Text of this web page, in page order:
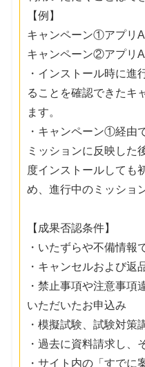
【例】
キャンペーン①アプリ
キャンペーン②アプリ
・インストール時に進
ることを確認できたキ
ます。
・キャンペーン①経由
ミッションに反映し
度インストールしても
め、進行中のミッショ
【成果否認条件】
・いたずらや不備情報
・キャンセルおよび返
・禁止事項や注意事項
いただいたお申込み
・模擬試験、試験対策
・過去に資料請求し、
・サイト内の「すでに